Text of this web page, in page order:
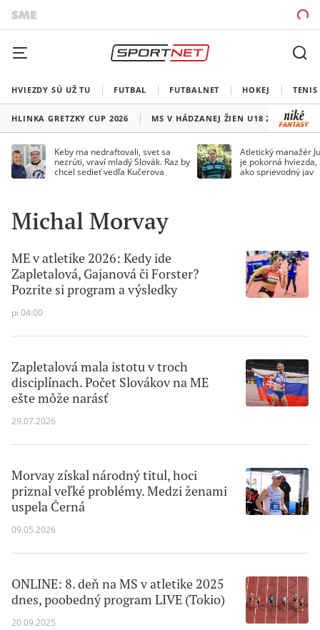
HVIEZDY SÚ UŽ TU FUTBAL FUTBALNET HOKEJ TENIS
HLINKA GRETZKY CUP 2026 MS V HÁDZANEJ ŽIEN U18 2026
Keby ma nedraftovali, svet sa
nezrúti, vraví mladý Slovák. Raz by
chcel sedieť vedľa Kučerova
Atletický manažér
je pokorná
ako sprievodný jav
Michal Morvay
ME v atletike 2026: Kedy ide
Zapletalová, Gajanová či Forster?
Pozrite si program a výsledky
pi 04:00
Zapletalová mala istotu v troch
disciplínach. Počet Slovákov na ME
ešte môže narásť
29.07.2026
Morvay získal národný titul, hoci
priznal veľké problémy. Medzi ženami
uspela Černá
09.05.2026
ONLINE: 8. deň na MS v atletike 2025
dnes, poobedný program LIVE (Tokio)
20.09.2025